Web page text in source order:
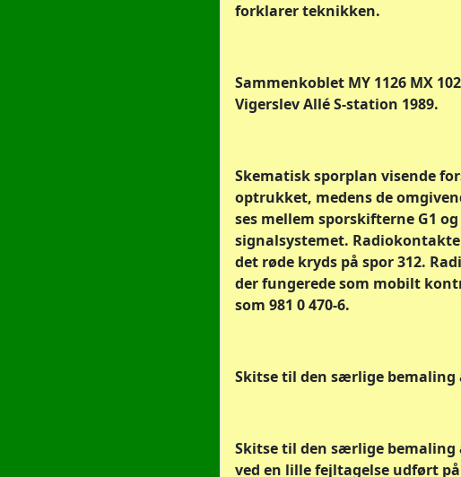
forklarer teknikken.
Sammenkoblet MY 1126 MX
Vigerslev Allé S-station 1989.
Skematisk sporplan visende
optrukket, medens de
ses mellem sporskifterne G1
signalsystemet.
det røde kryds på spor 312.
der fungerede som mobilt
som 981 0 470-6.
Skitse til den særlige bemaling
Skitse til den særlige bemaling
ved en lille fejltagelse udført